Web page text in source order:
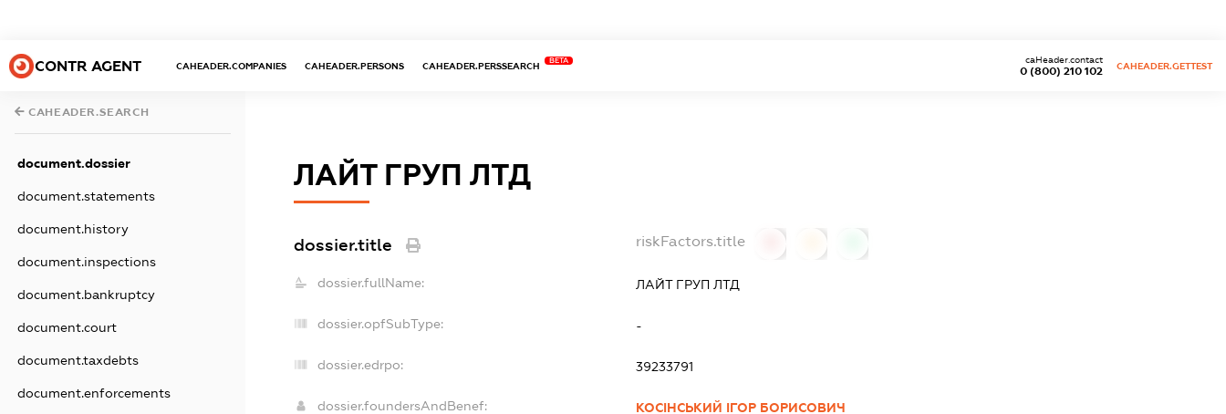
CONTR AGENT CAHEADER.COMPANIES CAHEADER.PERSONS CAHEADER.PERSSEARCH
BETA
0 (800) 210 102
caHeader.contact
CAHEADER.GETTEST
CAHEADER.SEARCH
document.dossier
document.statements
document.history
document.inspections
document.bankruptcy
document.court
document.taxdebts
document.enforcements
ЛАЙТ ГРУП ЛТД
dossier.title riskFactors.title
dossier.fullName: ЛАЙТ ГРУП ЛТД
dossier.opfSubType: -
dossier.edrpo: 39233791
dossier.foundersAndBenef:
КОСІНСЬКИЙ ІГОР БОРИСОВИЧ